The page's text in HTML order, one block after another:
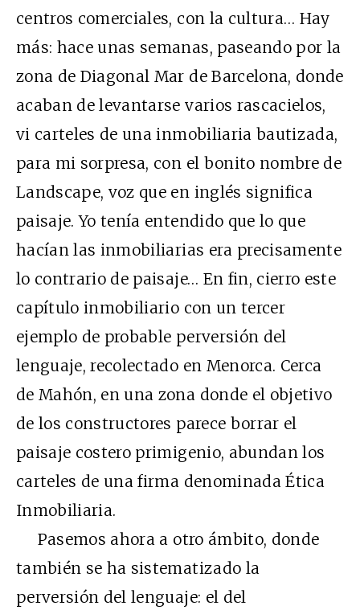
centros comerciales, con la cultura… Hay
más: hace unas semanas, paseando por la
zona de Diagonal Mar de Barcelona, donde
acaban de levantarse varios rascacielos,
vi carteles de una inmobiliaria bautizada,
para mi sorpresa, con el bonito nombre de
Landscape, voz que en inglés significa
paisaje. Yo tenía entendido que lo que
hacían las inmobiliarias era precisamente
lo contrario de paisaje… En fin, cierro este
capítulo inmobiliario con un tercer
ejemplo de probable perversión del
lenguaje, recolectado en Menorca. Cerca
de Mahón, en una zona donde el objetivo
de los constructores parece borrar el
paisaje costero primigenio, abundan los
carteles de una firma denominada Ética
Inmobiliaria.
Pasemos ahora a otro ámbito, donde
también se ha sistematizado la
perversión del lenguaje: el del